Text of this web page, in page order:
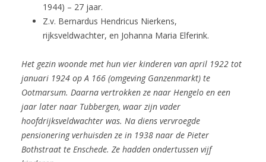
1944) – 27 jaar.
Z.v. Bernardus Hendricus Nierkens,
rijksveldwachter, en Johanna Maria Elferink.
Het gezin woonde met hun vier kinderen van april 1922 tot
januari 1924 op A 166 (omgeving Ganzenmarkt) te
Ootmarsum. Daarna vertrokken ze naar Hengelo en een
jaar later naar Tubbergen, waar zijn vader
hoofdrijksveldwachter was. Na diens vervroegde
pensionering verhuisden ze in 1938 naar de Pieter
Bothstraat te Enschede. Ze hadden ondertussen vijf